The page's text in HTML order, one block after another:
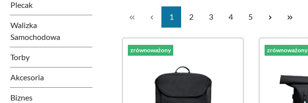
Plecak
Walizka
Samochodowa
Torby
Akcesoria
Biznes
Strona
1 Strona
2 Strona
3 Strona
4 Strona
5
zrównoważony zrównoważony